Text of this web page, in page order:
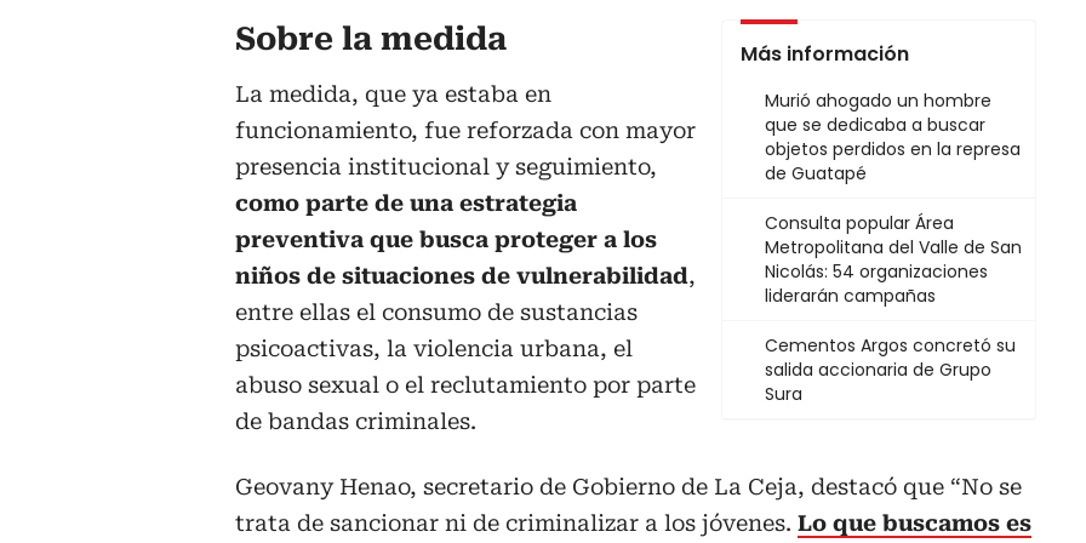
Más información
Murió ahogado un hombre
que se dedicaba a buscar
objetos perdidos en la represa
de Guatapé
Consulta popular Área
Metropolitana del Valle de San
Nicolás: 54 organizaciones
liderarán campañas
Cementos Argos concretó su
salida accionaria de Grupo
Sura
Sobre la medida
La medida, que ya estaba en
funcionamiento, fue reforzada con mayor
presencia institucional y seguimiento,
como parte de una estrategia
preventiva que busca proteger a los
niños de situaciones de vulnerabilidad,
entre ellas el consumo de sustancias
psicoactivas, la violencia urbana, el
abuso sexual o el reclutamiento por parte
de bandas criminales.
Geovany Henao, secretario de Gobierno de La Ceja, destacó que “No se
trata de sancionar ni de criminalizar a los jóvenes. Lo que buscamos es